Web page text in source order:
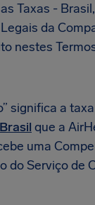
Taxas -
da
nestes
significa a
que a
uma
do Serviço de